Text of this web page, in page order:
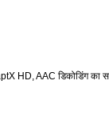
HD, AAC डिकोडिंग का